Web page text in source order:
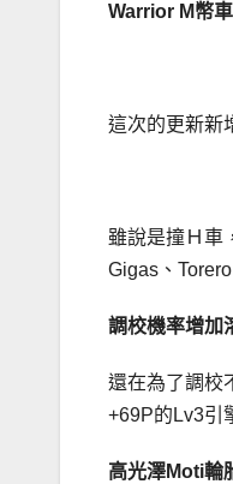
Warrior M幣
這次的更新新
雖說是撞Ｈ車
Gigas、
調校機率增加
還在為了調校
+69P的Lv3引
高光澤Moti輪